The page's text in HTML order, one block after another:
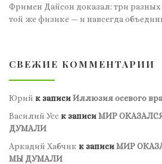
Фримен Дайсон доказал: три
той же физике — и навсегда
СВЕЖИЕ КОММЕНТАРИИ
Юрий к записиИллюзия осевого
Василий Усс к записиМИР
ДУМАЛИ
Аркадий Хабчик к записиМИР
МЫ ДУМАЛИ